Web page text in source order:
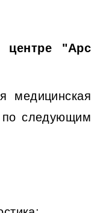
центре "Арс
медицинская
по следующим